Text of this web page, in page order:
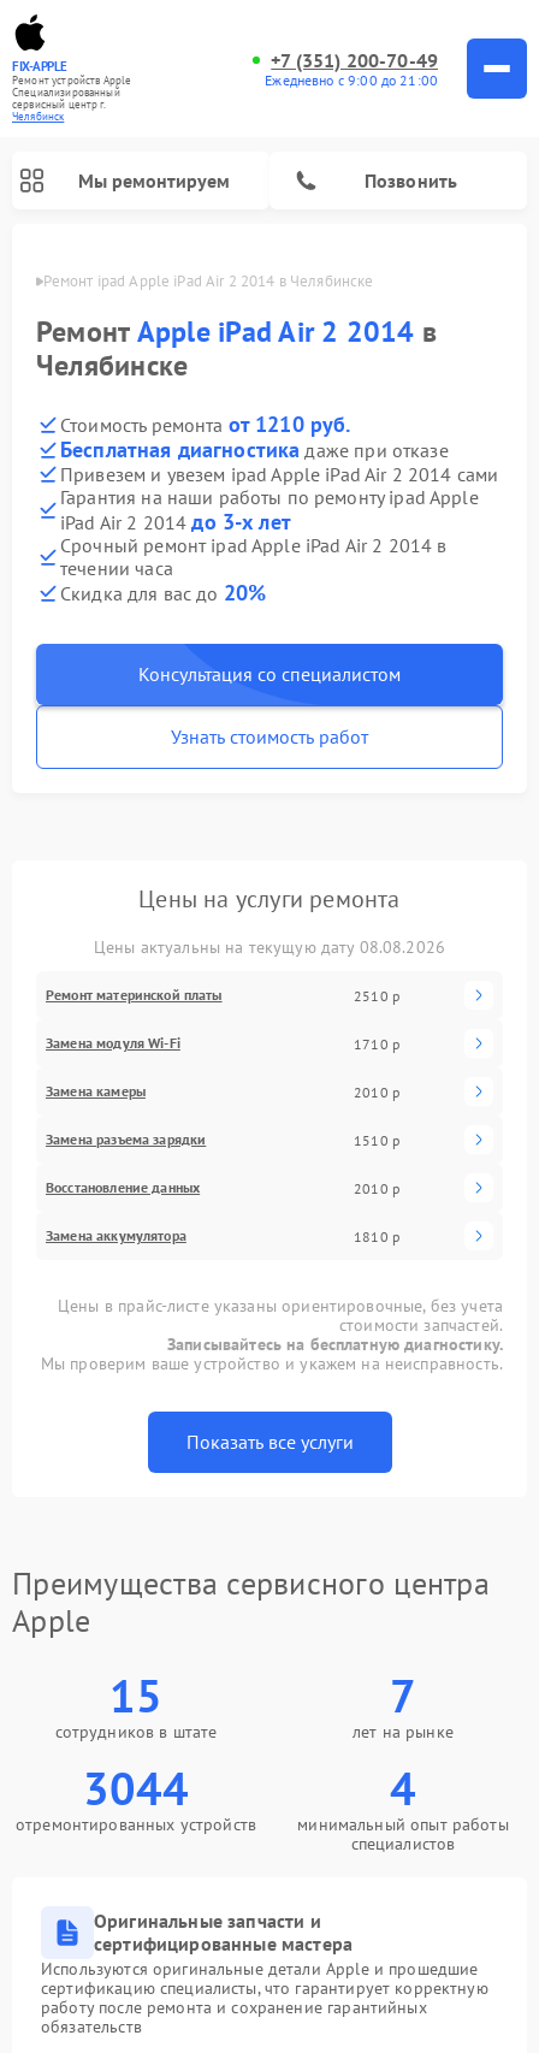
FIX-APPLE
Ремонт устройств Apple
Специализированный
cервисный центр г.
Челябинск
+7 (351) 200-70-49
Ежедневно с 9:00 до 21:00
Мы ремонтируем Позвонить
Ремонт ipad Apple iPad Air 2 2014 в Челябинске
РемонтApple iPad Air 2 2014 в
Челябинске
Стоимость ремонта от 1210 руб.
Бесплатная диагностика даже при отказе
Привезем и увезем ipad Apple iPad Air 2 2014 сами
Гарантия на наши работы по ремонту ipad Apple
iPad Air 2 2014до 3-х лет
Срочный ремонт ipad Apple iPad Air 2 2014 в
течении часа
Скидка для вас до 20%
Консультация со специалистом
Узнать стоимость работ
Цены на услуги ремонта
Цены актуальны на текущую дату 08.08.2026
Ремонт материнской платы 2510 р
Замена модуля Wi-Fi 1710 р
Замена камеры 2010 р
Замена разъема зарядки 1510 р
Восстановление данных 2010 р
Замена аккумулятора 1810 р
Цены в прайс-листе указаны ориентировочные, без учета
стоимости запчастей.
Записывайтесь на бесплатную диагностику.
Мы проверим ваше устройство и укажем на неисправность.
Показать все услуги
Преимущества сервисного центра
Apple
15
сотрудников в штате
7
лет на рынке
3044
отремонтированных устройств
4
минимальный опыт работы
специалистов
Оригинальные запчасти и
сертифицированные мастера
Используются оригинальные детали Apple и прошедшие
сертификацию специалисты, что гарантирует корректную
работу после ремонта и сохранение гарантийных
обязательств